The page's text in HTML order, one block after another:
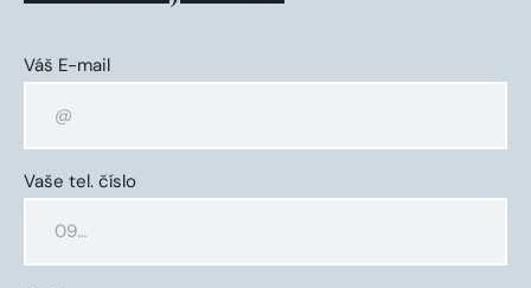
Váš E-mail
Vaše tel. číslo